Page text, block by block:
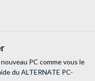
PC comme vous le
du ALTERNATE PC-